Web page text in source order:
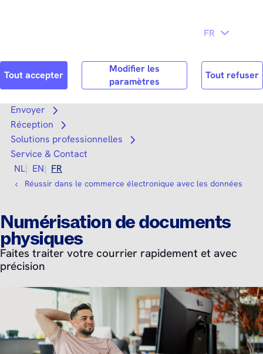
Chercher
Envoyer
Open submenu
Réception
Open submenu
Solutions professionnelles
Open submenu
Service & Contact
NL
EN FR
Réussir dans le commerce électronique avec les données
Numérisation de documents
physiques
Faites traiter votre courrier rapidement et avec
précision